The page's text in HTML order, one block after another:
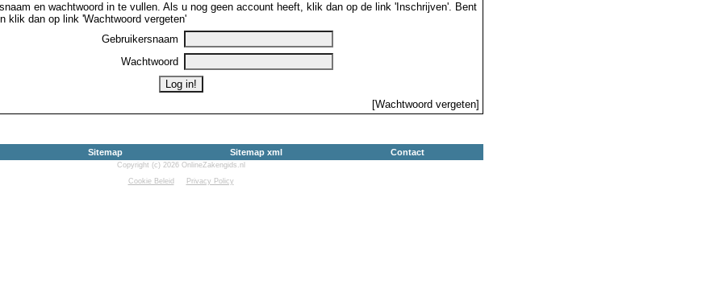
en wachtwoord in te vullen. Als u nog geen account heeft, klik dan op de link 'Inschrijven'. Bent
klik dan op link 'Wachtwoord vergeten'
Gebruikersnaam
Wachtwoord
[Wachtwoord vergeten]
Sitemap Sitemap xml Contact
Copyright (c) 2026 OnlineZakengids.nl
Cookie Beleid
Privacy Policy